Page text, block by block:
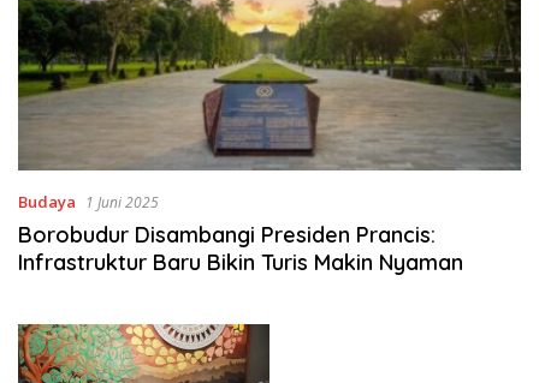
Budaya 1 Juni 2025
Borobudur Disambangi Presiden Prancis:
Infrastruktur Baru Bikin Turis Makin Nyaman